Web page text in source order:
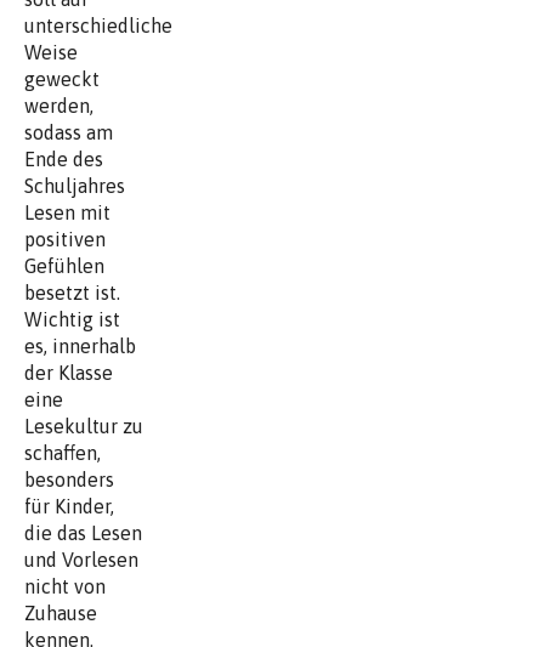
unterschiedliche
Weise
geweckt
werden,
sodass am
Ende des
Schuljahres
Lesen mit
positiven
Gefühlen
besetzt ist.
Wichtig ist
es, innerhalb
der Klasse
eine
Lesekultur zu
schaffen,
besonders
für Kinder,
die das Lesen
und Vorlesen
nicht von
Zuhause
kennen.